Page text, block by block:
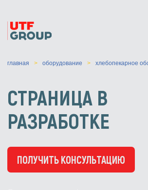
главная оборудование хлебопекарное
СТРАНИЦА В
РАЗРАБОТКЕ
ПОЛУЧИТЬ КОНСУЛЬТАЦИЮ